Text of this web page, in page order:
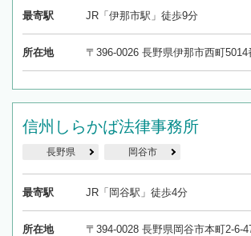
最寄駅 JR「伊那市駅」徒歩9分
所在地 〒396-0026 長野県伊那市西町5014
信州しらかば法律事務所
長野県 岡谷市
最寄駅 JR「岡谷駅」徒歩4分
所在地 〒394-0028 長野県岡谷市本町2-6-